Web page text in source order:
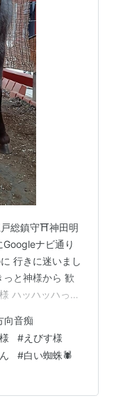
総鎮守⛩️神田明
ナビ通り
行きに迷いまし
と神様から 歓
ハッハッハっ！
う～む 人生も
えびす様は芸術
なり遠回りして
かな〜 しか
んとは表参道から
向音痴
#えびす様
#白い蜘蛛🕷️